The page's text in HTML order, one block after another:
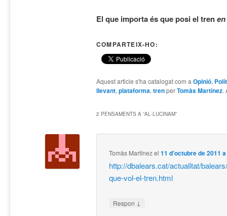
El que importa és que posi el tren
COMPARTEIX-HO:
Aquest article s'ha catalogat com a Opinió,
llevant, plataforma, trenperTomàs Martínez.
2 PENSAMENTS A “AL·LUCINAM”
Tomàs Martínezel11 d'octubre de 2011
http://dbalears.cat/actualitat/
que-vol-el-tren.html
Respon ↓